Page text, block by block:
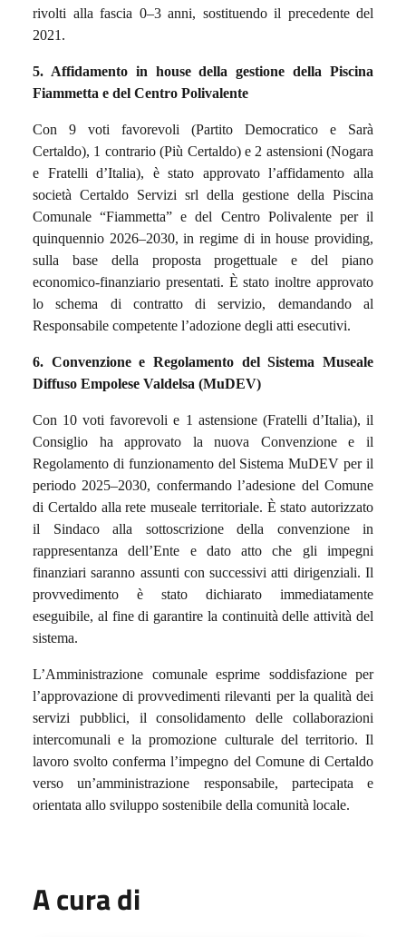
rivolti alla fascia 0–3 anni, sostituendo il precedente del
2021.
5. Affidamento in house della gestione della Piscina
Fiammetta e del Centro Polivalente
Con 9 voti favorevoli (Partito Democratico e Sarà
Certaldo), 1 contrario (Più Certaldo) e 2 astensioni (Nogara
e Fratelli d’Italia), è stato approvato l’affidamento alla
società Certaldo Servizi srl della gestione della Piscina
Comunale “Fiammetta” e del Centro Polivalente per il
quinquennio 2026–2030, in regime di in house providing,
sulla base della proposta progettuale e del piano
economico-finanziario presentati. È stato inoltre approvato
lo schema di contratto di servizio, demandando al
Responsabile competente l’adozione degli atti esecutivi.
6. Convenzione e Regolamento del Sistema Museale
Diffuso Empolese Valdelsa (MuDEV)
Con 10 voti favorevoli e 1 astensione (Fratelli d’Italia), il
Consiglio ha approvato la nuova Convenzione e il
Regolamento di funzionamento del Sistema MuDEV per il
periodo 2025–2030, confermando l’adesione del Comune
di Certaldo alla rete museale territoriale. È stato autorizzato
il Sindaco alla sottoscrizione della convenzione in
rappresentanza dell’Ente e dato atto che gli impegni
finanziari saranno assunti con successivi atti dirigenziali. Il
provvedimento è stato dichiarato immediatamente
eseguibile, al fine di garantire la continuità delle attività del
sistema.
L’Amministrazione comunale esprime soddisfazione per
l’approvazione di provvedimenti rilevanti per la qualità dei
servizi pubblici, il consolidamento delle collaborazioni
intercomunali e la promozione culturale del territorio. Il
lavoro svolto conferma l’impegno del Comune di Certaldo
verso un’amministrazione responsabile, partecipata e
orientata allo sviluppo sostenibile della comunità locale.
A cura di